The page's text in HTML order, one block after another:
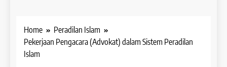
Home
Peradilan Islam
Pekerjaan Pengacara (Advokat) dalam Sistem Peradilan
Islam